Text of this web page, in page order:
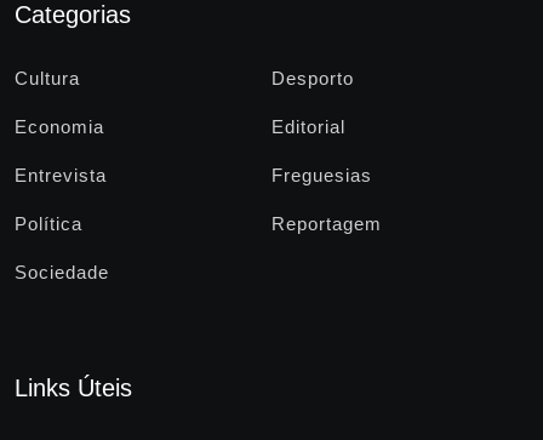
Categorias
Cultura Desporto
Economia Editorial
Entrevista Freguesias
Política Reportagem
Sociedade
Links Úteis